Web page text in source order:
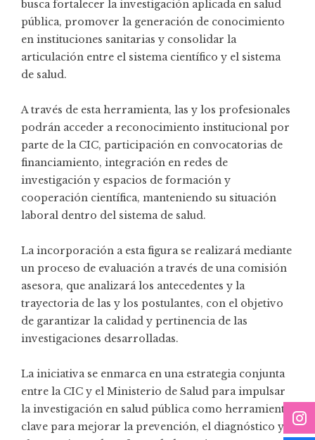
busca fortalecer la investigación aplicada en salud
pública, promover la generación de conocimiento
en instituciones sanitarias y consolidar la
articulación entre el sistema científico y el sistema
de salud.
A través de esta herramienta, las y los profesionales
podrán acceder a reconocimiento institucional por
parte de la CIC, participación en convocatorias de
financiamiento, integración en redes de
investigación y espacios de formación y
cooperación científica, manteniendo su situación
laboral dentro del sistema de salud.
La incorporación a esta figura se realizará mediante
un proceso de evaluación a través de una comisión
asesora, que analizará los antecedentes y la
trayectoria de las y los postulantes, con el objetivo
de garantizar la calidad y pertinencia de las
investigaciones desarrolladas.
La iniciativa se enmarca en una estrategia conjunta
entre la CIC y el Ministerio de Salud para impulsar
la investigación en salud pública como herramienta
clave para mejorar la prevención, el diagnóstico y